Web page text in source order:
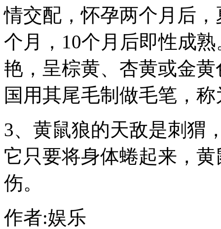
情交配，怀孕两个月后
个月，10个月后即性成
艳，呈棕黄、杏黄或金
国用其尾毛制做毛笔，
3、黄鼠狼的天敌是刺猬
它只要将身体蜷起来，
伤。
作者:娱乐